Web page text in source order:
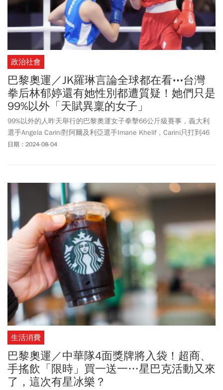
政治社會
巴黎奧運／JK羅琳言論全球都在看⋯台灣
拳后林郁婷還有她性別都遭質疑！她們只是
99%以外「天賦異稟的女子」
99%以外的人昨天舉行的巴黎奧運女子拳擊66公斤級賽事，義大利
選手Angela Carini對阿爾及利亞選手Imane Khelif，Carini只打到46
秒就宣布退賽，之後還跪在場上哭泣。挨了Khelif一記重拳的Carini
日期：2024-08-04
生活消費
巴黎奧運／中華隊4面獎牌將入袋！超商、
手搖飲「限時」買一送一…星巴克活動又來
了，這次有星冰樂？